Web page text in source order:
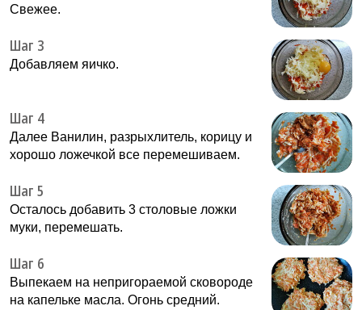
Свежее.
Шаг 3
Добавляем яичко.
Шаг 4
Далее Ванилин, разрыхлитель, корицу и
хорошо ложечкой все перемешиваем.
Шаг 5
Осталось добавить 3 столовые ложки
муки, перемешать.
Шаг 6
Выпекаем на непригораемой сковороде
на капельке масла. Огонь средний.